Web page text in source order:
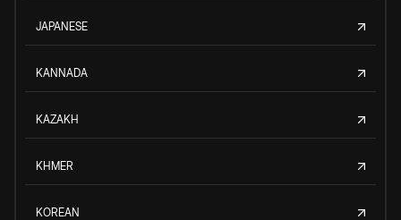
JAPANESE
KANNADA
KAZAKH
KHMER
KOREAN